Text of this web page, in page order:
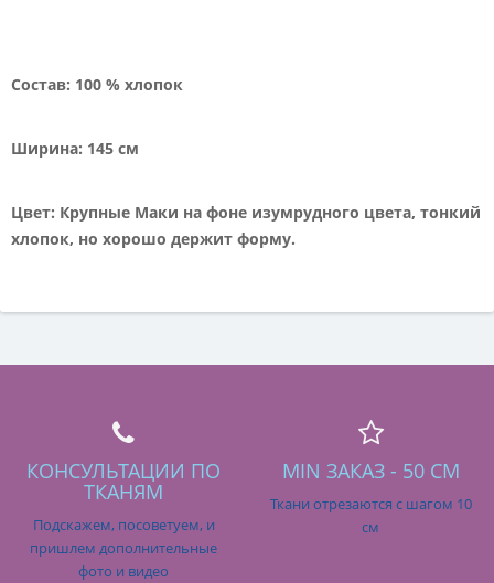
Состав: 100 % хлопок
Ширина: 145 см
Цвет: Крупные Маки на фоне изумрудного цвета, тонкий
хлопок, но хорошо держит форму.
КОНСУЛЬТАЦИИ ПО
ТКАНЯМ
Подскажем, посоветуем, и
пришлем дополнительные
фото и видео
MIN ЗАКАЗ - 50 СМ
Ткани отрезаются с шагом 10
см